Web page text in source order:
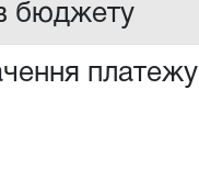
бюджету
платежу